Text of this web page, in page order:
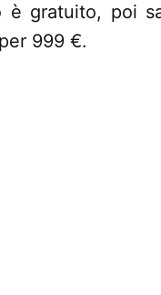
è gratuito, poi
999 €.